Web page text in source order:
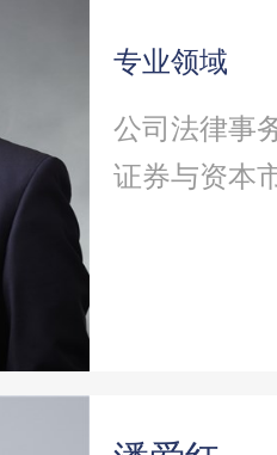
专业领域
公司法律事
证券与资本